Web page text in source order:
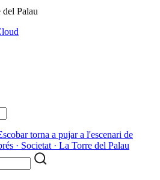
Palau
torna a pujar a l'escenari de
· Societat · La Torre del Palau